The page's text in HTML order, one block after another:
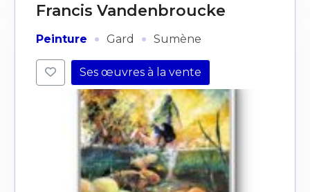
Francis Vandenbroucke
Peinture · Gard · Sumène
Ses œuvres à la vente